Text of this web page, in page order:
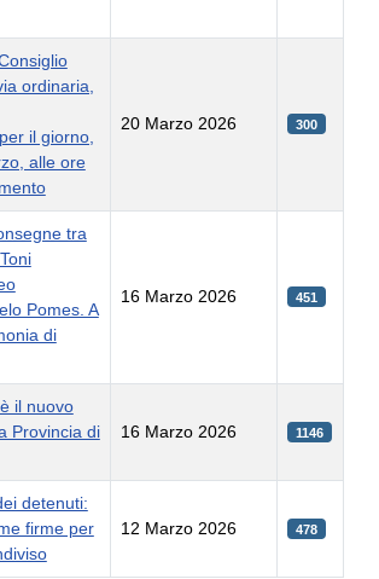
ordinaria,
il giorno,
alle ore
20 Marzo 2026 300
tra
Pomes. A
di
16 Marzo 2026 451
il nuovo
Provincia di
16 Marzo 2026 1146
detenuti:
firme per
12 Marzo 2026 478